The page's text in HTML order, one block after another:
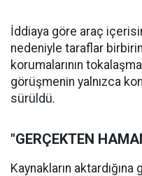
İddiaya göre araç
nedeniyle taraflar
korumalarının
görüşmenin yalnızca
sürüldü.
"GERÇEKTEN
Kaynakların